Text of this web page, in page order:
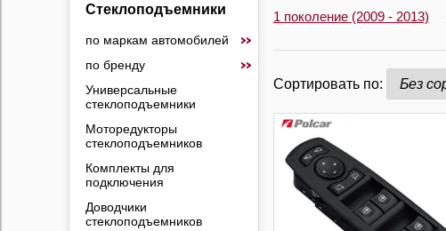
Стеклоподъемники
по маркам автомобилей
по бренду
Универсальные
стеклоподъемники
Моторедукторы
стеклоподъемников
Комплекты для
подключения
Доводчики
стеклоподъемников
1 поколение (2009 - 2013)
Сортировать по: